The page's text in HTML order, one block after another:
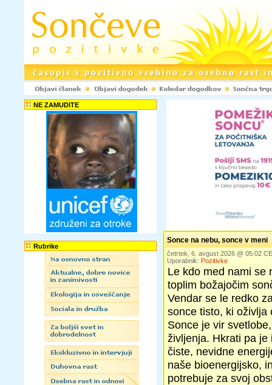
NE ZAMUDITE
Rubrike
Sonce na nebu, sonce v meni
četrtek, 6. avgust 2026 @ 05:02
Uporabnik: Pozitivke
Le kdo med nami se
toplim božajočim
Vendar se le redko
sonce tisto, ki oživlja
Sonce je vir
življenja. Hkrati pa je
čiste, nevidne
naše bioenergijsko,
potrebuje za svoj